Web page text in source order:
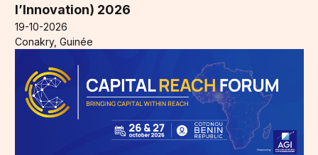
l’Innovation) 2026
19-10-2026
Conakry, Guinée